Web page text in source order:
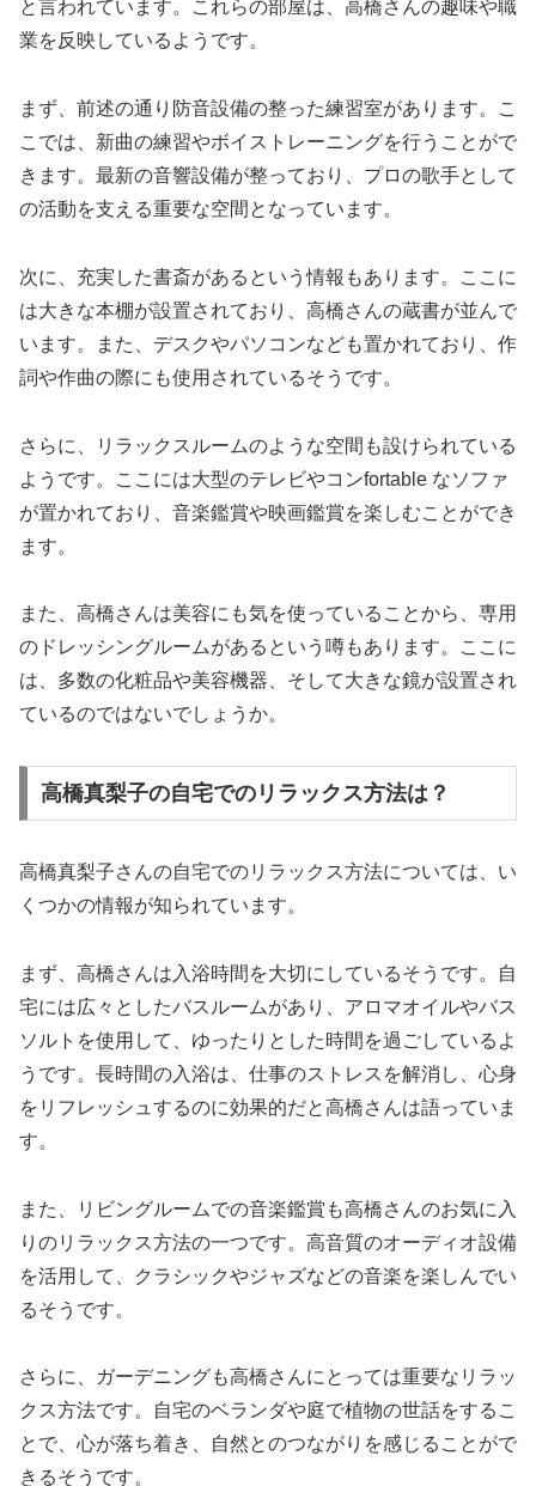
と言われています。これらの部屋は、高橋さんの趣味や職
業を反映しているようです。
まず、前述の通り防音設備の整った練習室があります。こ
こでは、新曲の練習やボイストレーニングを行うことがで
きます。最新の音響設備が整っており、プロの歌手として
の活動を支える重要な空間となっています。
次に、充実した書斎があるという情報もあります。ここに
は大きな本棚が設置されており、高橋さんの蔵書が並んで
います。また、デスクやパソコンなども置かれており、作
詞や作曲の際にも使用されているそうです。
さらに、リラックスルームのような空間も設けられている
ようです。ここには大型のテレビやコンfortable なソファ
が置かれており、音楽鑑賞や映画鑑賞を楽しむことができ
ます。
また、高橋さんは美容にも気を使っていることから、専用
のドレッシングルームがあるという噂もあります。ここに
は、多数の化粧品や美容機器、そして大きな鏡が設置され
ているのではないでしょうか。
高橋真梨子の自宅でのリラックス方法は？
高橋真梨子さんの自宅でのリラックス方法については、い
くつかの情報が知られています。
まず、高橋さんは入浴時間を大切にしているそうです。自
宅には広々としたバスルームがあり、アロマオイルやバス
ソルトを使用して、ゆったりとした時間を過ごしているよ
うです。長時間の入浴は、仕事のストレスを解消し、心身
をリフレッシュするのに効果的だと高橋さんは語っていま
す。
また、リビングルームでの音楽鑑賞も高橋さんのお気に入
りのリラックス方法の一つです。高音質のオーディオ設備
を活用して、クラシックやジャズなどの音楽を楽しんでい
るそうです。
さらに、ガーデニングも高橋さんにとっては重要なリラッ
クス方法です。自宅のベランダや庭で植物の世話をするこ
とで、心が落ち着き、自然とのつながりを感じることがで
きるそうです。